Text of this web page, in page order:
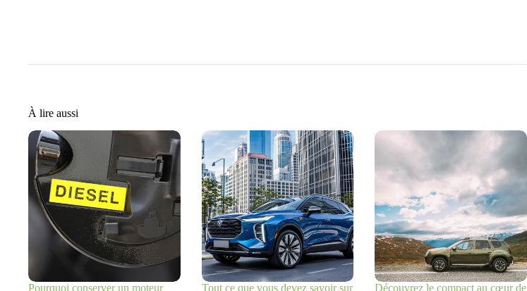
À lire aussi
Pourquoi conserver un moteur Tout ce que vous devez savoir sur Découvrez le compact au cœur de